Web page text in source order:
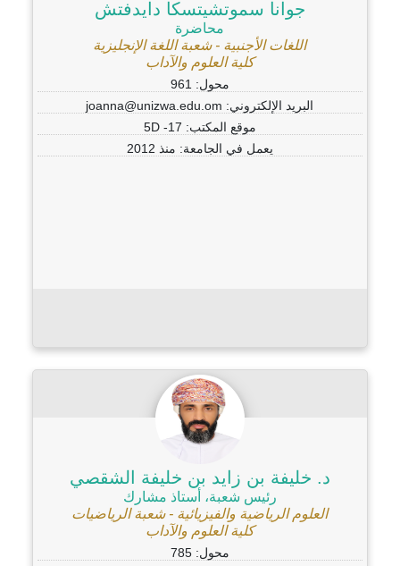
جوانا سموتشيتسكا دايدفتش
محاضرة
اللغات الأجنبية - شعبة اللغة الإنجليزية
كلية العلوم والآداب
محول: 961
البريد الإلكتروني: joanna@unizwa.edu.om
موقع المكتب: 5D -17
يعمل في الجامعة: منذ 2012
د. خليفة بن زايد بن خليفة الشقصي
رئيس شعبة، أستاذ مشارك
العلوم الرياضية والفيزيائية - شعبة الرياضيات
كلية العلوم والآداب
محول: 785